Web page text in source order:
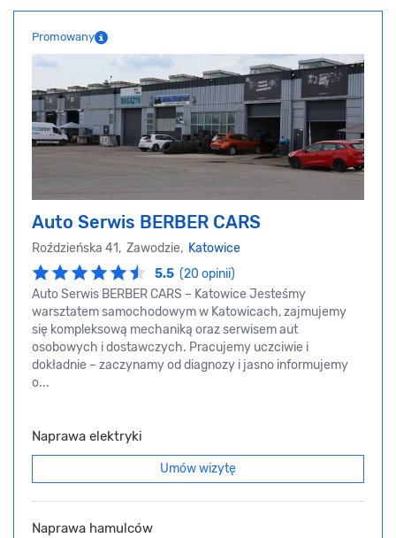
Promowany
Auto Serwis BERBER CARS
Roździeńska 41, Zawodzie, Katowice
5.5 (20 opinii)
Auto Serwis BERBER CARS – Katowice Jesteśmy
warsztatem samochodowym w Katowicach, zajmujemy
się kompleksową mechaniką oraz serwisem aut
osobowych i dostawczych. Pracujemy uczciwie i
dokładnie – zaczynamy od diagnozy i jasno informujemy
o...
Naprawa elektryki
Umów wizytę
Naprawa hamulców